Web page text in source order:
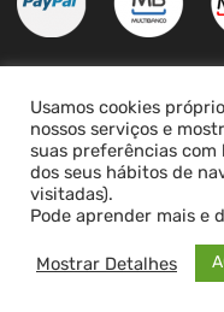
LIVRO DE RECLAMAÇÕES
Usamos cookies
nossos serviços e
suas preferências
dos seus hábitos de
visitadas).
Pode aprender mais e
Mostrar Detalhes